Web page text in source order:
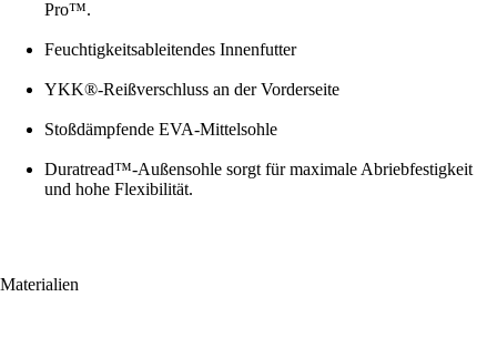
Pro™.
Feuchtigkeitsableitendes Innenfutter
YKK®-Reißverschluss an der Vorderseite
Stoßdämpfende EVA-Mittelsohle
Duratread™-Außensohle sorgt für maximale Abriebfestigkeit
und hohe Flexibilität.
Materialien